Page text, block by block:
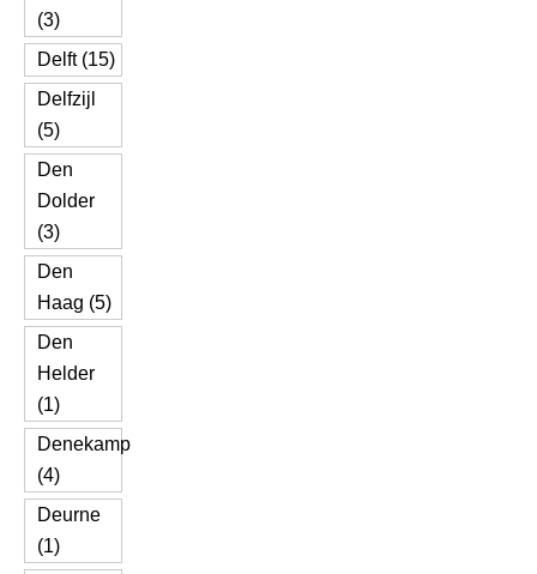
(3)
Delft (15)
Delfzijl
(5)
Den
Dolder
(3)
Den
Haag (5)
Den
Helder
(1)
Denekamp
(4)
Deurne
(1)